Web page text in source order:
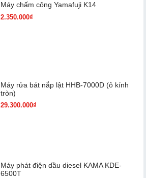
Máy chấm cô​ng Yamafuji K14
2.350.000₫
Máy rửa bát nắp lật HHB-7000D (ô kính
tròn)
29.300.000₫
Máy phát điện dầu diesel KAMA KDE-
6500T